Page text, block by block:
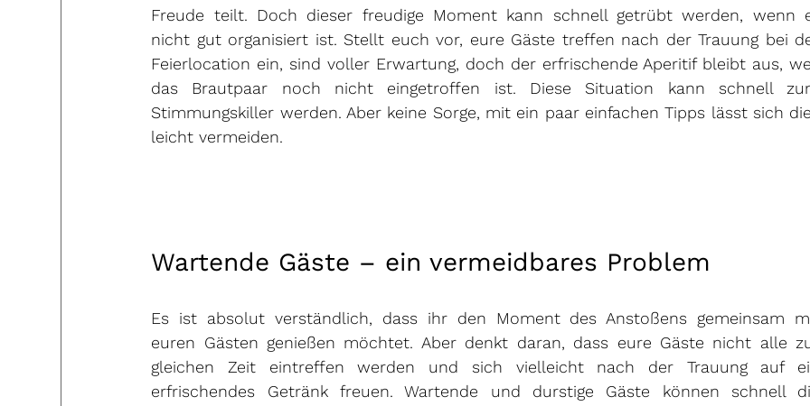
Freude teilt. Doch dieser freudige Moment kann schnell getrübt werden, wenn
nicht gut organisiert ist. Stellt euch vor, eure Gäste treffen nach der Trauung bei
Feierlocation ein, sind voller Erwartung, doch der erfrischende Aperitif bleibt aus,
das Brautpaar noch nicht eingetroffen ist. Diese Situation kann schnell
Stimmungskiller werden. Aber keine Sorge, mit ein paar einfachen Tipps lässt sich
leicht vermeiden.
Wartende Gäste – ein vermeidbares Problem
Es ist absolut verständlich, dass ihr den Moment des Anstoßens gemeinsam
euren Gästen genießen möchtet. Aber denkt daran, dass eure Gäste nicht alle
gleichen Zeit eintreffen werden und sich vielleicht nach der Trauung auf
erfrischendes Getränk freuen. Wartende und durstige Gäste können schnell